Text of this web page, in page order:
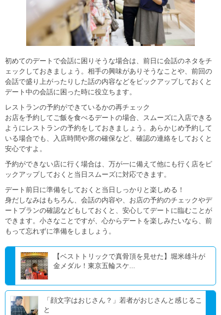
初めてのデートで会話に困りそうな場合は、前日に会話のネタをチ
ェックしておきましょう。相手の興味がありそうなことや、前回の
会話で盛り上がったりした話の内容などをピックアップしておくと
デート中の会話に困った時に役立ちます。
レストランの予約ができているかの再チェック
お店を予約してご飯を食べるデートの場合、スムーズに入店できる
ようにレストランの予約をしておきましょう。あらかじめ予約して
いる場合でも、入店時間や席の確保など、確認の連絡をしておくと
安心ですよ。
予約ができない店に行く場合は、万が一に備えて他にも行く店をピ
ックアップしておくと当日スムーズに対応できます。
デート前日に準備をしておくと当日しっかりと楽しめる！
身だしなみはもちろん、会話の内容や、お店の予約のチェックやデ
ートプランの確認などもしておくと、安心してデートに臨むことが
できます。小さなことですが、心からデートを楽しみたいなら、前
もって忘れずに準備をしましょう。
【ベストトリックで真骨頂を見せた】堀米雄斗が
金メダル！東京五輪スケ...
「顔文字はおじさん？」若者がおじさんと感じるこ
と